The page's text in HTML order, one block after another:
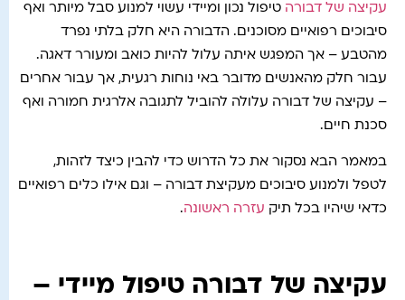
עקיצה של דבורה טיפול נכון ומיידי עשוי למנוע סבל מיותר ואף
סיבוכים רפואיים מסוכנים. הדבורה היא חלק בלתי נפרד
מהטבע – אך המפגש איתה עלול להיות כואב ומעורר דאגה.
עבור חלק מהאנשים מדובר באי נוחות רגעית, אך עבור אחרים
– עקיצה של דבורה עלולה להוביל לתגובה אלרגית חמורה ואף
סכנת חיים.
במאמר הבא נסקור את כל הדרוש כדי להבין כיצד לזהות,
לטפל ולמנוע סיבוכים מעקיצת דבורה – וגם אילו כלים רפואיים
כדאי שיהיו בכל תיק עזרה ראשונה.
עקיצה של דבורה טיפול מיידי –